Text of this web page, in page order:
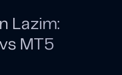
Lazim:
MT5